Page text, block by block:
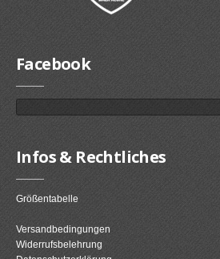
Facebook
Infos & Rechtliches
Größentabelle
Versandbedingungen
Widerrufsbelehrung